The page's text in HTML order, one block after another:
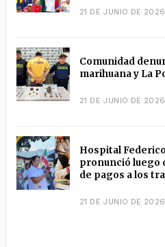
21 DE JUNIO DE 2026
Comunidad
marihuana y La
21 DE JUNIO DE 2026
Hospital
pronunció luego
de pagos a los
21 DE JUNIO DE 2026